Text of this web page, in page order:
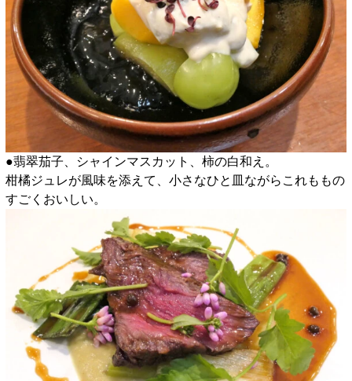
●翡翠茄子、シャインマスカット、柿の白和え。
柑橘ジュレが風味を添えて、小さなひと皿ながらこれももの
すごくおいしい。